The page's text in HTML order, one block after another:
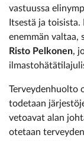
vastuussa
Itsestä ja
enemmän valtaa,
Risto Pelkonen,
Terveydenhuolto
todetaan
vetoavat alan
otetaan